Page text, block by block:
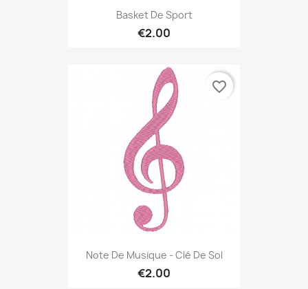
Basket De Sport
€2.00
Note De Musique - Clé De Sol
€2.00
favorite_border